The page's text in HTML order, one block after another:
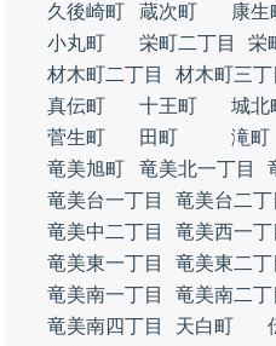
久後崎町
蔵次町 康生
小丸町
栄町二丁目 栄
材木町二丁目
材木町三丁
真伝町
十王町 城北
菅生町
田町 滝町
竜美旭町
竜美北一丁目
竜美台一丁目
竜美台二丁
竜美中二丁目
竜美西一丁
竜美東一丁目
竜美東二丁
竜美南一丁目
竜美南二丁
竜美南四丁目
天白町